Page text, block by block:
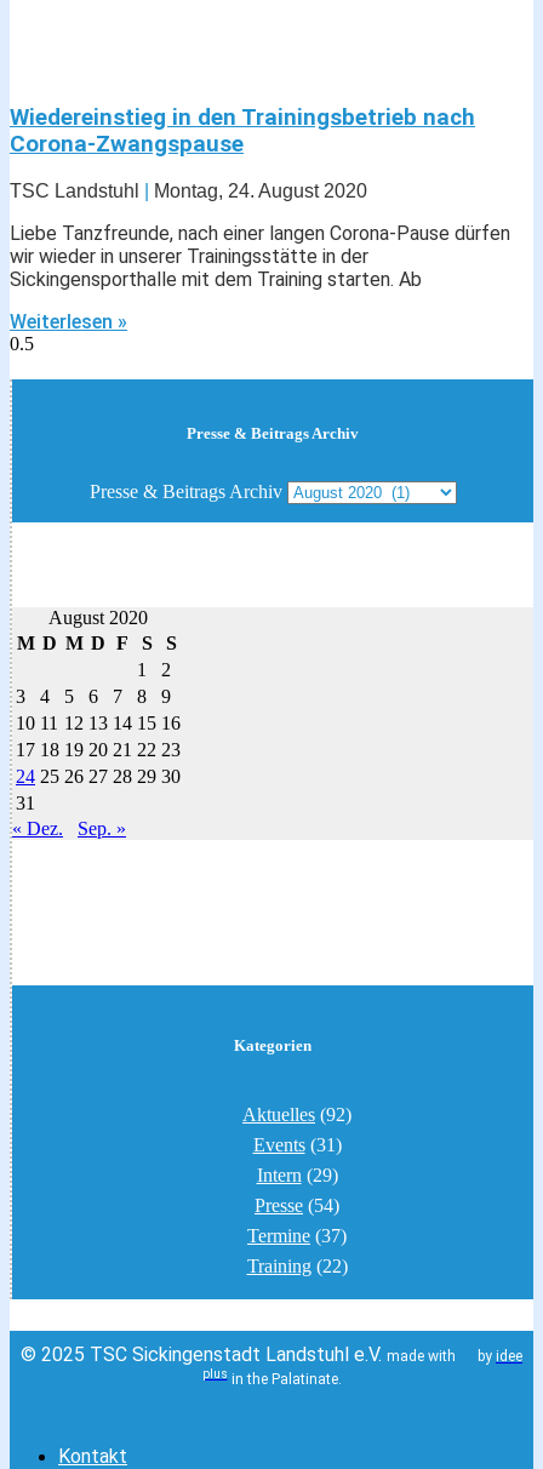
Wiedereinstieg in den Trainingsbetrieb nach
Corona-Zwangspause
TSC Landstuhl Montag, 24. August 2020
Liebe Tanzfreunde, nach einer langen Corona-Pause dürfen
wir wieder in unserer Trainingsstätte in der
Sickingensporthalle mit dem Training starten. Ab
Weiterlesen »
Presse & Beitrags Archiv
Presse & Beitrags Archiv
August 2020
M D M D F S
S
1
2
3
4 5 6 7 8
9
10 11 12 13 14 15 16
17 18 19 20 21 22 23
24 25 26 27 28 29 30
31
« Dez.
Sep. »
Kategorien
Aktuelles (92)
Events(31)
Intern (29)
Presse (54)
Termine (37)
Training(22)
© 2025 TSC Sickingenstadt Landstuhl e.V. made with by idee
plusin the Palatinate.
Kontakt